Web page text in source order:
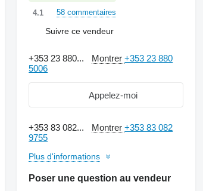
4.1
58 commentaires
Suivre ce vendeur
+353 23 880... Montrer+353 23 880
5006
Appelez-moi
+353 83 082... Montrer+353 83 082
9755
Plus d'informations
Poser une question au vendeur